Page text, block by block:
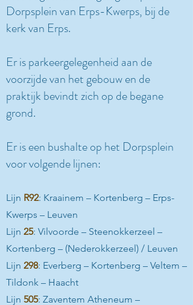
Dorpsplein van Erps-Kwerps, bij de
kerk van Erps.
Er is parkeergelegenheid aan de
voorzijde van het gebouw en de
praktijk bevindt zich op de begane
grond.
Er is een bushalte op het Dorpsplein
voor volgende lijnen:
Lijn R92: Kraainem – Kortenberg – Erps-
Kwerps – Leuven
Lijn 25: Vilvoorde – Steenokkerzeel –
Kortenberg – (Nederokkerzeel) / Leuven
Lijn 298: Everberg – Kortenberg – Veltem –
Tildonk – Haacht
Lijn 505: Zaventem Atheneum –